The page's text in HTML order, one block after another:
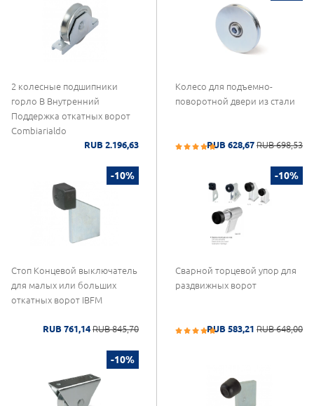
2 колесные подшипники
горло В Внутренний
Поддержка откатных ворот
Combiarialdo
RUB 2.196,63
Колесо для подъемно-
поворотной двери из стали
RUB 628,67 RUB 698,53
-10%
Стоп Концевой выключатель
для малых или больших
откатных ворот IBFM
RUB 761,14 RUB 845,70
-10%
Сварной торцевой упор для
раздвижных ворот
RUB 583,21 RUB 648,00
-10%